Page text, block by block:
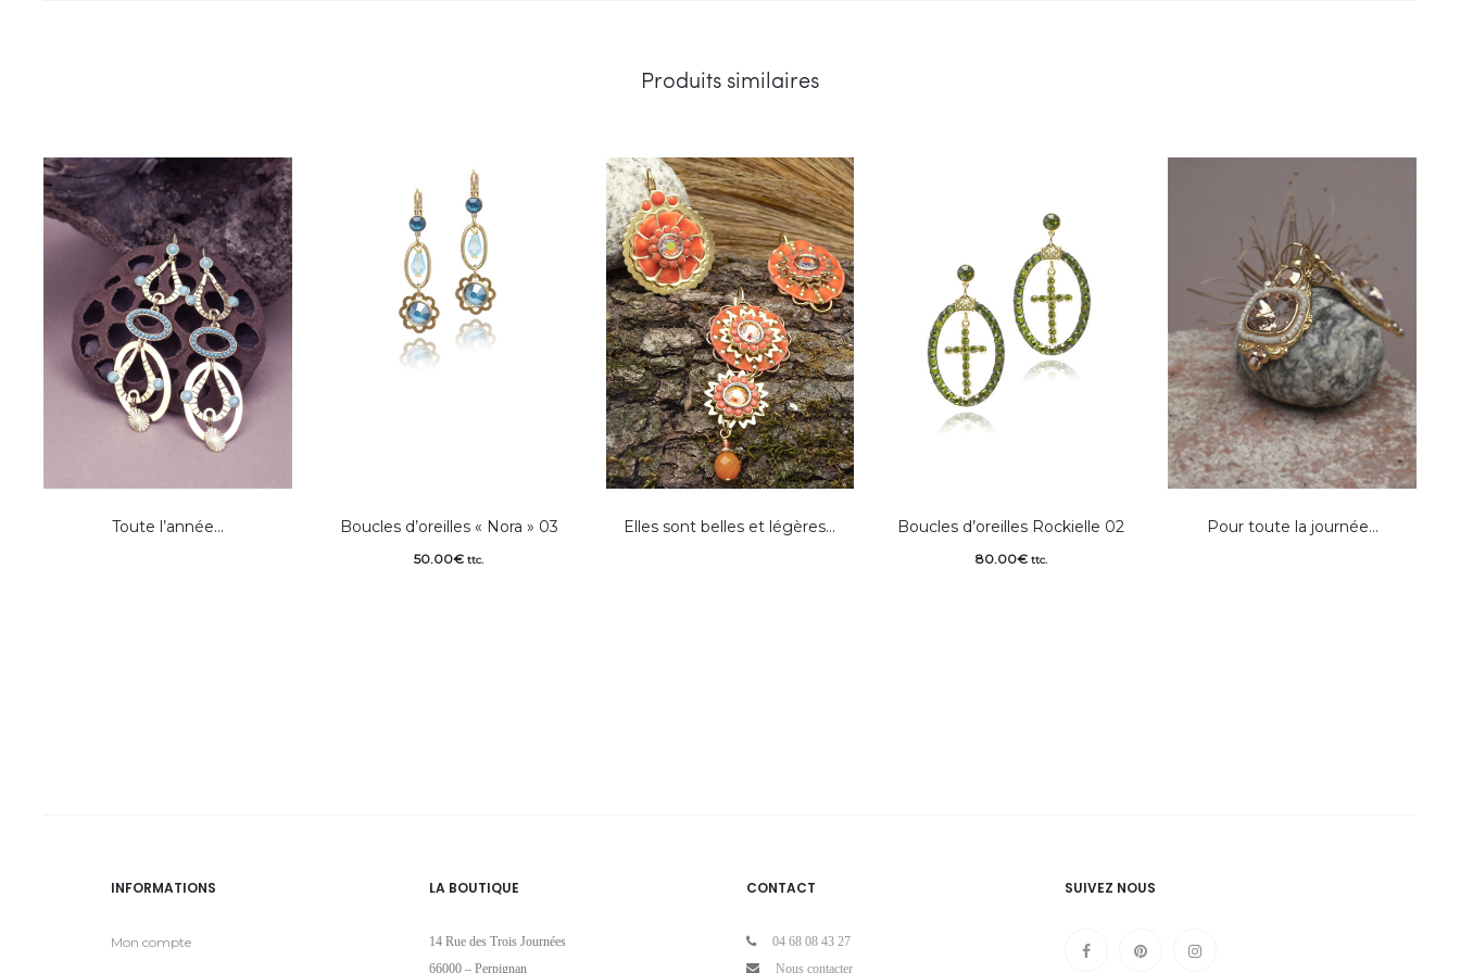
Produits similaires
Toute l’année… Boucles d’oreilles « Nora » 03
50.00€ ttc.
Elles sont belles et légères… Boucles d’oreilles Rockielle 02
80.00€ ttc.
Pour toute la journée…
INFORMATIONS
Mon compte
LA BOUTIQUE
14 Rue des Trois Journées
66000 – Perpignan
CONTACT
04 68 08 43 27
Nous contacter
SUIVEZ NOUS